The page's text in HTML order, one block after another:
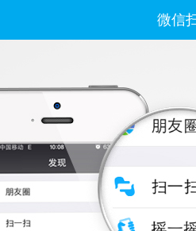
微信